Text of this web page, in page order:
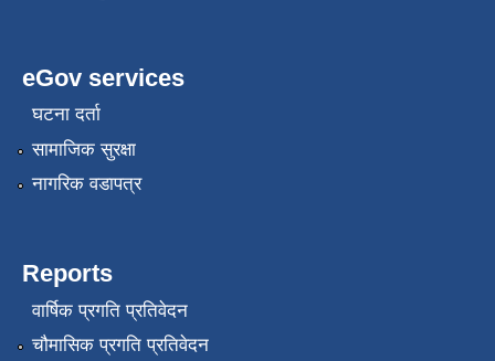
eGov services
घटना दर्ता
सामाजिक सुरक्षा
नागरिक वडापत्र
Reports
वार्षिक प्रगति प्रतिवेदन
चौमासिक प्रगति प्रतिवेदन